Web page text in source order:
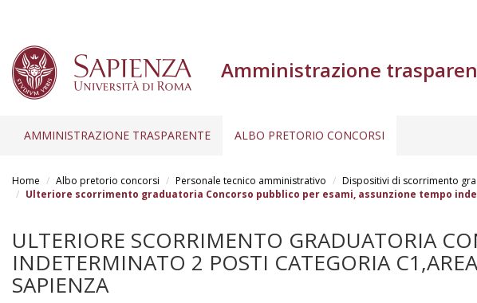
contenuto
Amministrazione
AMMINISTRAZIONE TRASPARENTE ALBO PRETORIO CONCORSI
Home Albo pretorio concorsi Personale tecnico amministrativo
Dispositivi di scorrimento
Ulteriore scorrimento graduatoria Concorso pubblico per esami, assunzione tempo
ULTERIORE SCORRIMENTO GRADUATORIA
INDETERMINATO 2 POSTI CATEGORIA
SAPIENZA